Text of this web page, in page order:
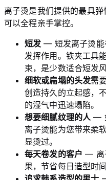
离子烫是我们提供的最具
可以全程亲手掌控。
短发 — 短发离子烫能
发挥作用。铁夹工具
束，是少数适合短发
细软或扁塌的头发需
创造持久的立起感，
的湿气中迅速塌陷。
想要细腻纹理的人 —
离子烫能为您带来柔
显烫过。
每天卷发的客户 — 离
果，节省每日造型时间